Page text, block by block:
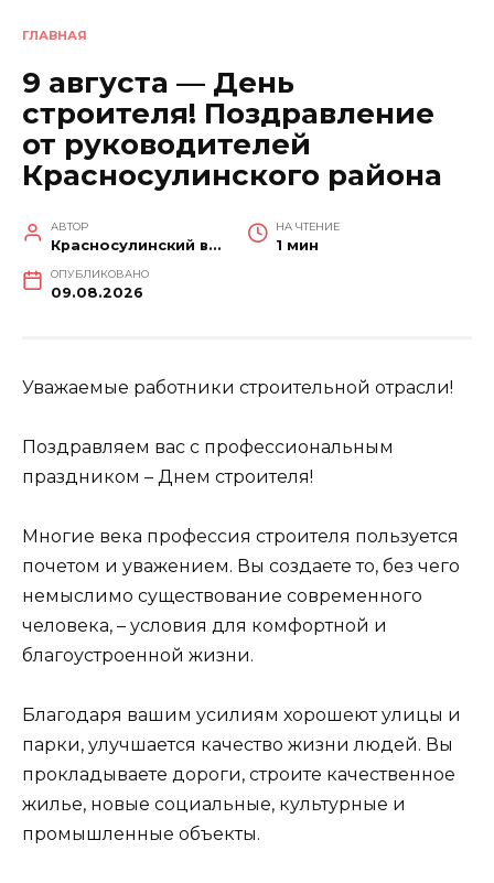
ГЛАВНАЯ
9 августа — День
строителя! Поздравление
от руководителей
Красносулинского района
АВТОР
Красносулинский вестник
НА ЧТЕНИЕ
1 мин
ОПУБЛИКОВАНО
09.08.2026
Уважаемые работники строительной отрасли!
Поздравляем вас с профессиональным
праздником – Днем строителя!
Многие века профессия строителя пользуется
почетом и уважением. Вы создаете то, без чего
немыслимо существование современного
человека, – условия для комфортной и
благоустроенной жизни.
Благодаря вашим усилиям хорошеют улицы и
парки, улучшается качество жизни людей. Вы
прокладываете дороги, строите качественное
жилье, новые социальные, культурные и
промышленные объекты.